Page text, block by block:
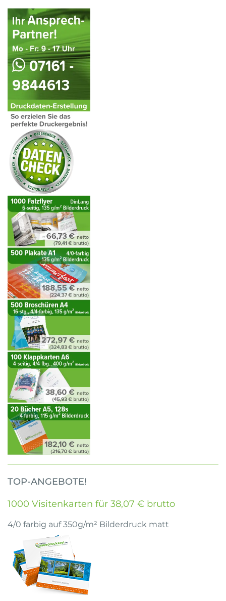
TOP-ANGEBOTE!
1000 Visitenkarten für 38,07 € brutto
4/0 farbig auf 350g/m² Bilderdruck matt